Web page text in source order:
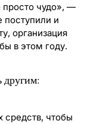
просто чудо», —
поступили и
организация
в этом году.
другим:
средств, чтобы